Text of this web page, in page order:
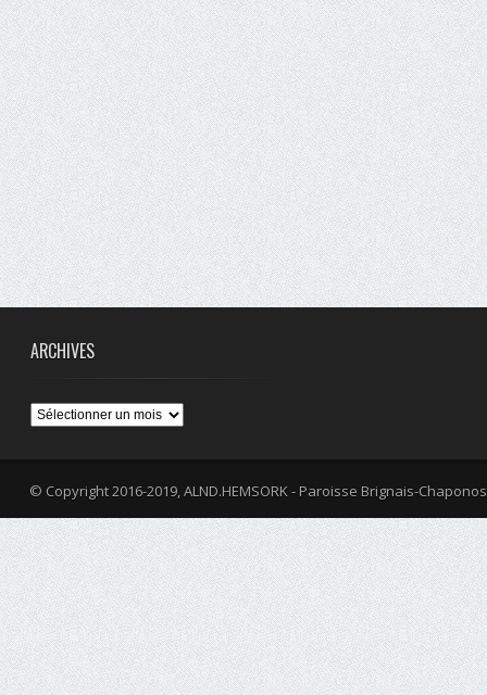
ARCHIVES
Archives
© Copyright 2016-2019, ALND.HEMSORK - Paroisse Brignais-